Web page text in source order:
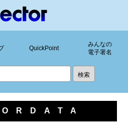
QuickPoint
みんなの
電子署名